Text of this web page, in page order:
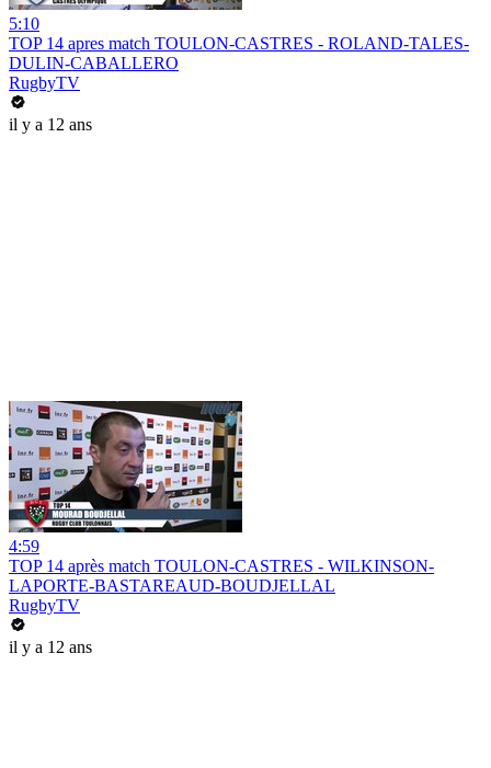
5:10
TOP 14 apres match TOULON-CASTRES - ROLAND-TALES-
DULIN-CABALLERO
RugbyTV
il y a 12 ans
4:59
TOP 14 après match TOULON-CASTRES - WILKINSON-
LAPORTE-BASTAREAUD-BOUDJELLAL
RugbyTV
il y a 12 ans